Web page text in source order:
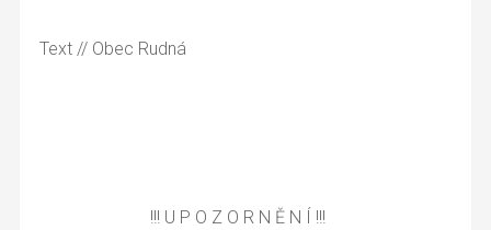
Text // Obec Rudná
!!! U P O Z O R N Ě N Í !!!